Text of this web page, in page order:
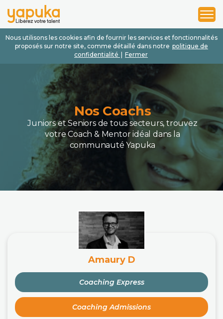
Nous utilisons les cookies afin de fournir les services et fonctionnalités
proposés sur notre site, comme détaillé dans notre politique de
confidentialité
Fermer
1
2
3
Nos Coachs
Juniors et Seniors de tous secteurs, trouvez
votre Coach & Mentor idéal dans la
communauté Yapuka
Amaury D
Coaching Express
Coaching Admissions